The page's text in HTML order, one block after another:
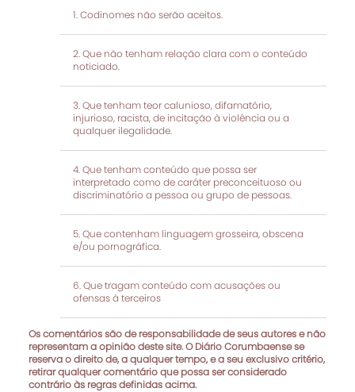
Codinomes não serão aceitos.
Que não tenham relação clara com o conteúdo
noticiado.
Que tenham teor calunioso, difamatório,
injurioso, racista, de incitação à violência ou a
qualquer ilegalidade.
Que tenham conteúdo que possa ser
interpretado como de caráter preconceituoso ou
discriminatório a pessoa ou grupo de pessoas.
Que contenham linguagem grosseira, obscena
e/ou pornográfica.
Que tragam conteúdo com acusações ou
ofensas à terceiros
Os comentários são de responsabilidade de seus autores e não
representam a opinião deste site. O Diário Corumbaense se
reserva o direito de, a qualquer tempo, e a seu exclusivo critério,
retirar qualquer comentário que possa ser considerado
contrário às regras definidas acima.